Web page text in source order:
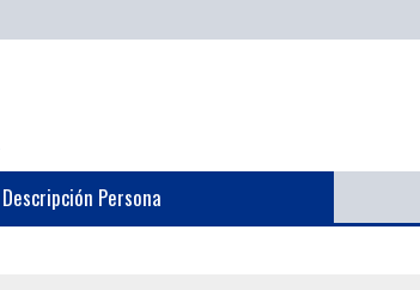
Descripción Persona